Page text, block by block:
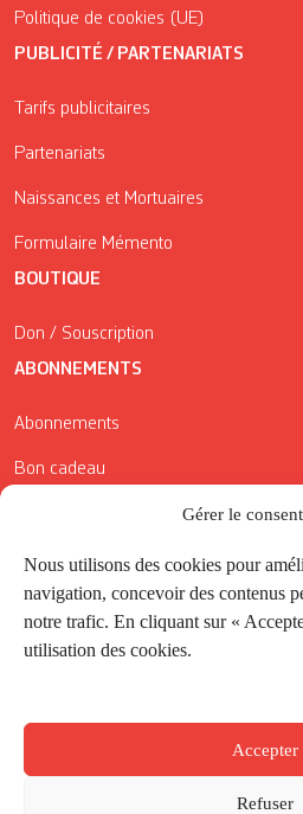
Gérer le
Nous utilisons des cookies pour
navigation, concevoir des contenus
notre trafic. En cliquant sur «
utilisation des cookies.
Accepter
Refuser
Politique de cookies (UE)
PUBLICITÉ / PARTENARIATS
Tarifs publicitaires
Partenariats
Naissances et Mortuaires
Formulaire Mémento
BOUTIQUE
Don / Souscription
ABONNEMENTS
Abonnements
Bon cadeau
Conditions générales de vente
Réductions de la Carte Côté Courrier
Application